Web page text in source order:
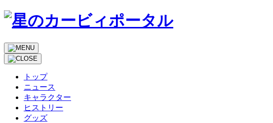
トップ
ニュース
キャラクター
ヒストリー
グッズ